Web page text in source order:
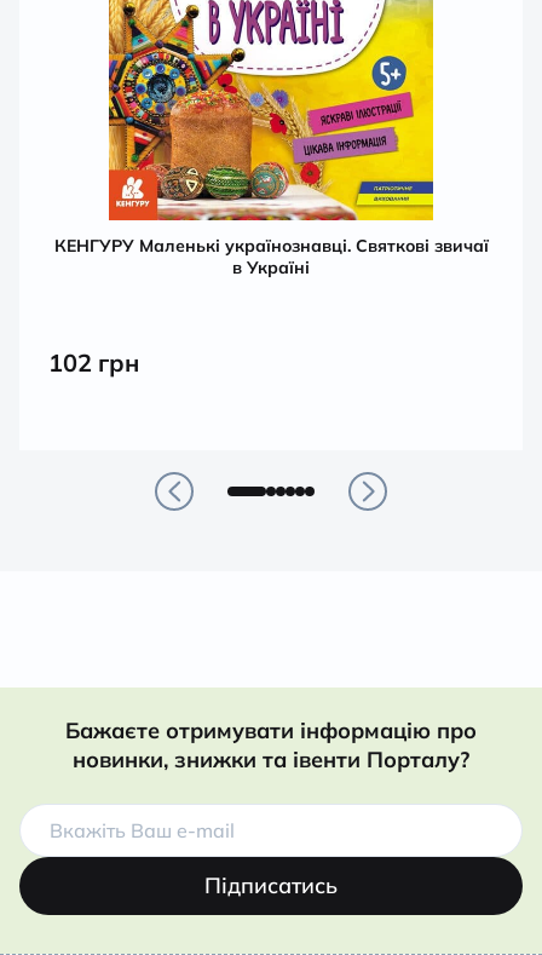
КЕНГУРУ Маленькі українознавці. Святкові звичаї
в Україні
102 грн
Бажаєте отримувати інформацію про
новинки, знижки та івенти Порталу?
Підписатись